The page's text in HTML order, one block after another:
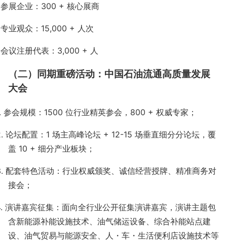
参展企业： 300 + 核心展商
专业观众： 15,000 + 人次
会议注册代表： 3,000 + 人
（二）同期重磅活动：中国石油流通高质量发展
大会
参会规模： 1500 位行业精英参会， 800 + 权威专家；
论坛配置： 1 场主高峰论坛 + 12-15 场垂直细分分论坛，覆
盖 10 + 细分产业板块；
配套特色活动：行业权威颁奖、诚信经营授牌、精准商务对
接会；
演讲嘉宾征集：面向全行业公开征集演讲嘉宾，演讲主题包
含新能源补能设施技术、油气储运设备、综合补能站点建
设、油气贸易与能源安全、人・车・生活便利店设施技术等